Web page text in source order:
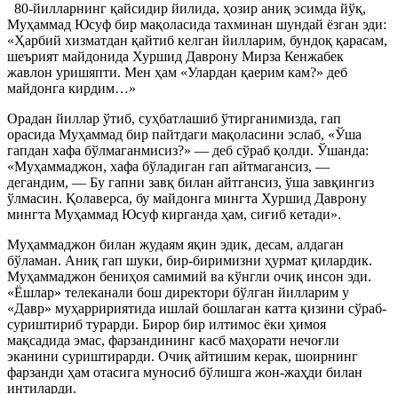
80-йилларнинг қайсидир йилида, ҳозир аниқ эсимда йўқ,
Муҳаммад Юсуф бир мақоласида тахминан шундай ёзган эди:
«Ҳарбий хизматдан қайтиб келган йилларим, бундоқ қарасам,
шеърият майдонида Хуршид Даврону Мирза Кенжабек
жавлон уришяпти. Мен ҳам «Улардан қаерим кам?» деб
майдонга кирдим…»
Орадан йиллар ўтиб, суҳбатлашиб ўтирганимизда, гап
орасида Муҳаммад бир пайтдаги мақоласини эслаб, «Ўша
гапдан хафа бўлмаганмисиз?» — деб сўраб қолди. Ўшанда:
«Муҳаммаджон, хафа бўладиган гап айтмагансиз, —
дегандим, — Бу гапни завқ билан айтгансиз, ўша завқингиз
ўлмасин. Қолаверса, бу майдонга мингта Хуршид Даврону
мингта Муҳаммад Юсуф кирганда ҳам, сиғиб кетади».
Муҳаммаджон билан жудаям яқин эдик, десам, алдаган
бўламан. Аниқ гап шуки, бир-биримизни ҳурмат қилардик.
Муҳаммаджон бениҳоя самимий ва кўнгли очиқ инсон эди.
«Ёшлар» телеканали бош директори бўлган йилларим у
«Давр» муҳарририятида ишлай бошлаган катта қизини сўраб-
суриштириб турарди. Бирор бир илтимос ёки ҳимоя
мақсадида эмас, фарзандининг касб маҳорати нечоғли
эканини суриштирарди. Очиқ айтишим керак, шоирнинг
фарзанди ҳам отасига муносиб бўлишга жон-жаҳди билан
интиларди.